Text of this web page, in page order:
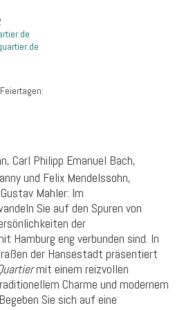
Carl Philipp Emanuel Bach,
und Felix Mendelssohn,
Mahler: Im
Sie auf den Spuren von
der
Hamburg eng verbunden sind. In
der Hansestadt präsentiert
mit einem reizvollen
Charme und modernem
Sie sich auf eine